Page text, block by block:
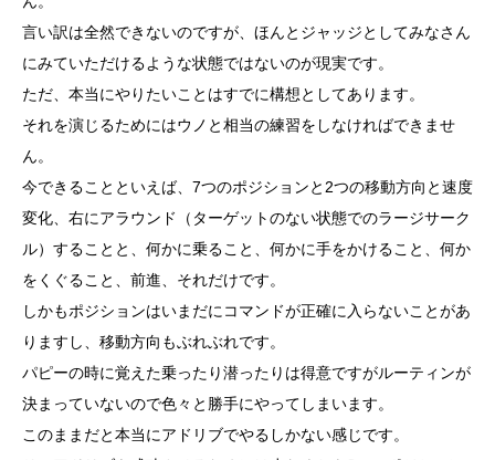
言い訳は全然できないのですが、ほんとジャッジとしてみなさん
にみていただけるような状態ではないのが現実です。
ただ、本当にやりたいことはすでに構想としてあります。
それを演じるためにはウノと相当の練習をしなければできませ
ん。
今できることといえば、7つのポジションと2つの移動方向と速度
変化、右にアラウンド（ターゲットのない状態でのラージサーク
ル）することと、何かに乗ること、何かに手をかけること、何か
をくぐること、前進、それだけです。
しかもポジションはいまだにコマンドが正確に入らないことがあ
りますし、移動方向もぶれぶれです。
パピーの時に覚えた乗ったり潜ったりは得意ですがルーティンが
決まっていないので色々と勝手にやってしまいます。
このままだと本当にアドリブでやるしかない感じです。